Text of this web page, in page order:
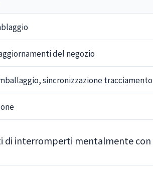
del negozio
sincronizzazione tracciamento
di interromperti mentalmente con